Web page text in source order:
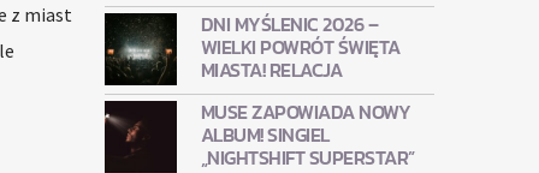
z miast
DNI MYŚLENIC 2026 –
WIELKI POWRÓT ŚWIĘTA
MIASTA! RELACJA
MUSE ZAPOWIADA NOWY
ALBUM! SINGIEL
„NIGHTSHIFT SUPERSTAR”